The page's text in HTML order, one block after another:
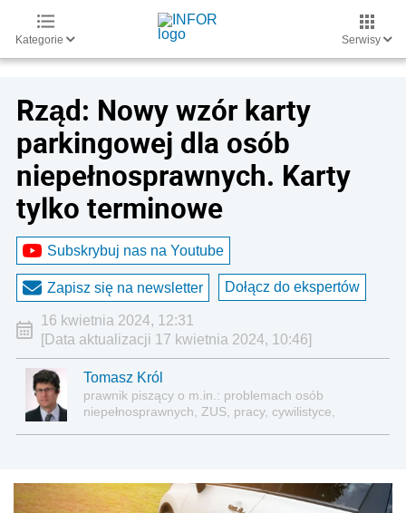
Kategorie Serwisy
Rząd: Nowy wzór karty
parkingowej dla osób
niepełnosprawnych. Karty
tylko terminowe
Subskrybuj nas na Youtube
Zapisz się na newsletter Dołącz do ekspertów
16 kwietnia 2024, 12:31
[Data aktualizacji 17 kwietnia 2024, 10:46]
Tomasz Król
prawnik piszący o m.in.: problemach osób
niepełnosprawnych, ZUS, pracy, cywilistyce,